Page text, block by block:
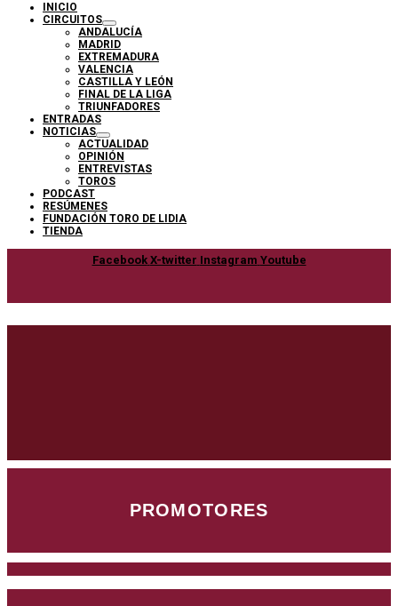
INICIO
CIRCUITOS
ANDALUCÍA
MADRID
EXTREMADURA
VALENCIA
CASTILLA Y LEÓN
FINAL DE LA LIGA
TRIUNFADORES
ENTRADAS
NOTICIAS
ACTUALIDAD
OPINIÓN
ENTREVISTAS
TOROS
PODCAST
RESÚMENES
FUNDACIÓN TORO DE LIDIA
TIENDA
Facebook X-twitter Instagram Youtube
PROMOTORES